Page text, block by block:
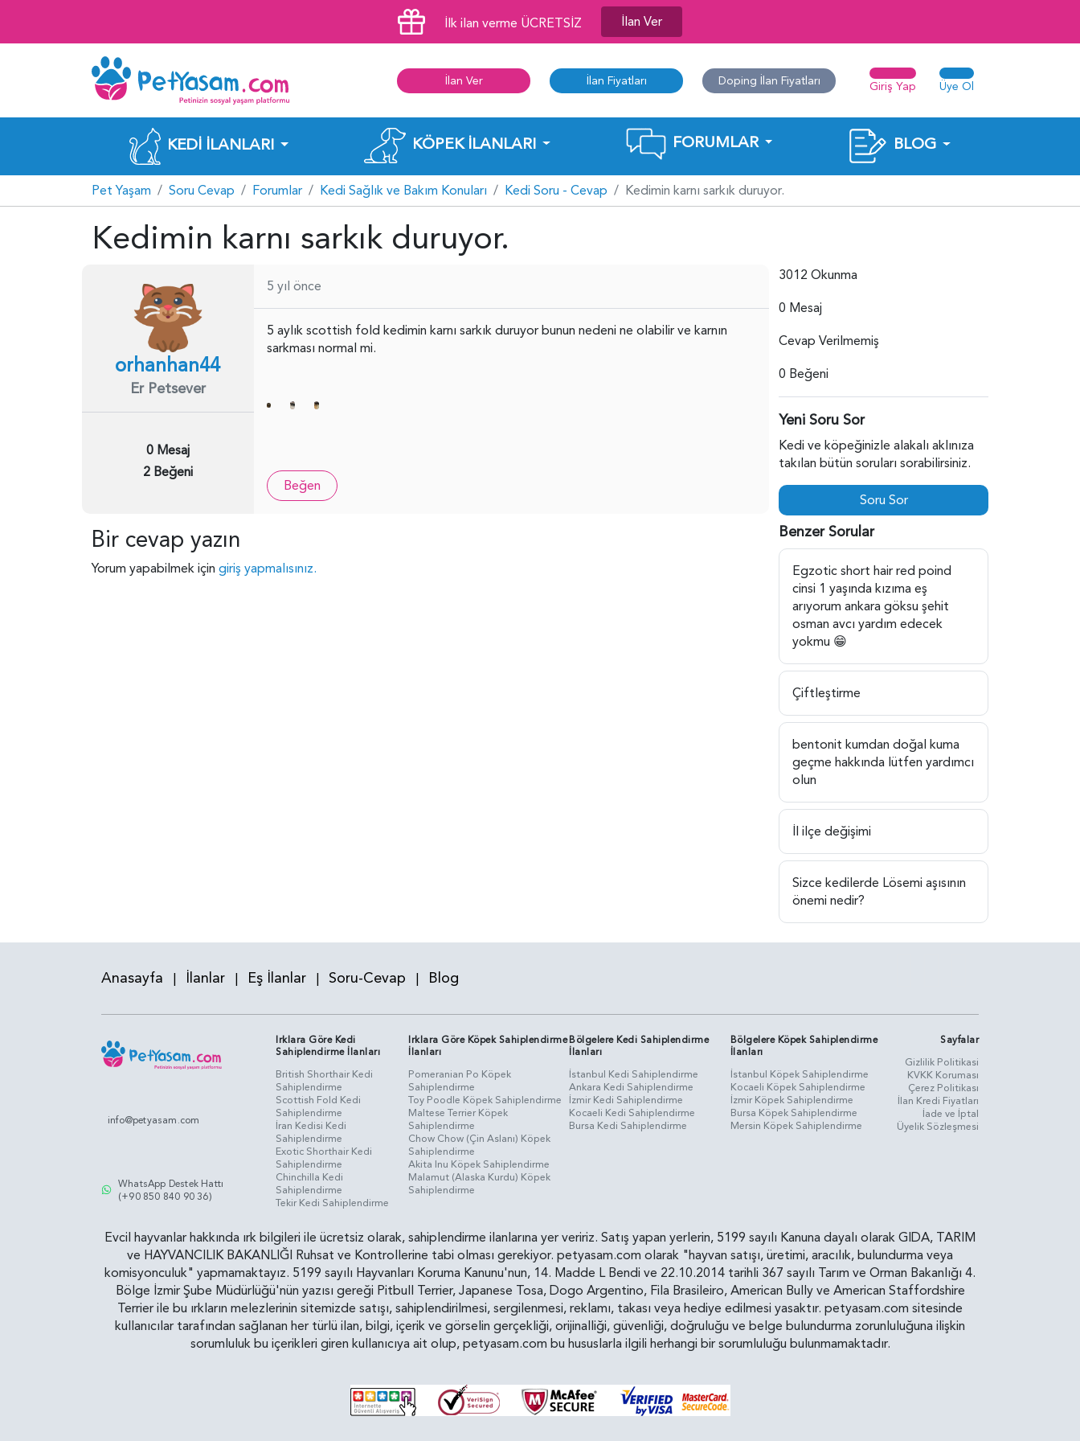
İlk ilan verme ÜCRETSİZ İlan Ver
İlan Ver İlan Fiyatları Doping İlan Fiyatları Giriş Yap Üye Ol
KEDI İLANLARI KÖPEK İLANLARI FORUMLAR BLOG
Pet Yaşam Soru Cevap Forumlar Kedi Sağlık ve Bakım Konuları Kedi Soru - Cevap Kedimin karnı sarkık duruyor.
Kedimin karnı sarkık duruyor.
orhanhan44
Er Petsever
0 Mesaj
2 Beğeni
5 yıl önce
5 aylık scottish fold kedimin karnı sarkık duruyor bunun nedeni ne olabilir ve karnın
sarkması normal mi.
Beğen
Bir cevap yazın
Yorum yapabilmek için giriş yapmalısınız.
3012 Okunma
0 Mesaj
Cevap Verilmemiş
0 Beğeni
Yeni Soru Sor
Kedi ve köpeğinizle alakalı aklınıza
takılan bütün soruları sorabilirsiniz.
Soru Sor
Benzer Sorular
Egzotic short hair red poind
cinsi 1 yaşında kızıma eş
arıyorum ankara göksu şehit
osman avcı yardım edecek
yokmu 😁
Çiftleştirme
bentonit kumdan doğal kuma
geçme hakkında lütfen yardımcı
olun
İl ilçe değişimi
Sizce kedilerde Lösemi aşısının
önemi nedir?
Anasayfa | İlanlar | Eş İlanlar | Soru-Cevap | Blog
info@petyasam.com
WhatsApp Destek Hattı
(+90 850 840 90 36)
Irklara Göre Kedi
Sahiplendirme İlanları
British Shorthair Kedi
Sahiplendirme
Scottish Fold Kedi
Sahiplendirme
İran Kedisi Kedi
Sahiplendirme
Exotic Shorthair Kedi
Sahiplendirme
Chinchilla Kedi
Sahiplendirme
Tekir Kedi Sahiplendirme
Irklara Göre Köpek Sahiplendirme
İlanları
Pomeranian Po Köpek
Sahiplendirme
Toy Poodle Köpek Sahiplendirme
Maltese Terrier Köpek
Sahiplendirme
Chow Chow (Çin Aslanı) Köpek
Sahiplendirme
Akita Inu Köpek Sahiplendirme
Malamut (Alaska Kurdu) Köpek
Sahiplendirme
Bölgelere Kedi Sahiplendirme
İlanları
İstanbul Kedi Sahiplendirme
Ankara Kedi Sahiplendirme
İzmir Kedi Sahiplendirme
Kocaeli Kedi Sahiplendirme
Bursa Kedi Sahiplendirme
Bölgelere Köpek Sahiplendirme
İlanları
İstanbul Köpek Sahiplendirme
Kocaeli Köpek Sahiplendirme
İzmir Köpek Sahiplendirme
Bursa Köpek Sahiplendirme
Mersin Köpek Sahiplendirme
Sayfalar
Gizlilik Politikasi
KVKK Koruması
Çerez Politikası
İlan Kredi Fiyatları
İade ve İptal
Üyelik Sözleşmesi
Evcil hayvanlar hakkında ırk bilgileri ile ücretsiz olarak, sahiplendirme ilanlarına yer veririz. Satış yapan yerlerin, 5199 sayılı Kanuna dayalı olarak GIDA, TARIM
ve HAYVANCILIK BAKANLIĞI Ruhsat ve Kontrollerine tabi olması gerekiyor. petyasam.com olarak "hayvan satışı, üretimi, aracılık, bulundurma veya
komisyonculuk" yapmamaktayız. 5199 sayılı Hayvanları Koruma Kanunu'nun, 14. Madde L Bendi ve 22.10.2014 tarihli 367 sayılı Tarım ve Orman Bakanlığı 4.
Bölge İzmir Şube Müdürlüğü'nün yazısı gereği Pitbull Terrier, Japanese Tosa, Dogo Argentino, Fila Brasileiro, American Bully ve American Staffordshire
Terrier ile bu ırkların melezlerinin sitemizde satışı, sahiplendirilmesi, sergilenmesi, reklamı, takası veya hediye edilmesi yasaktır. petyasam.com sitesinde
kullanıcılar tarafından sağlanan her türlü ilan, bilgi, içerik ve görselin gerçekliği, orijinalliği, güvenliği, doğruluğu ve belge bulundurma zorunluluğuna ilişkin
sorumluluk bu içerikleri giren kullanıcıya ait olup, petyasam.com bu hususlarla ilgili herhangi bir sorumluluğu bulunmamaktadır.